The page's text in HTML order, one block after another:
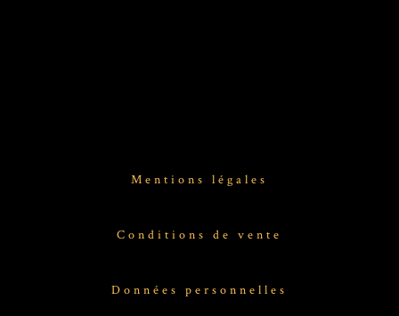
Mentions légales
Conditions de vente
Données personnelles